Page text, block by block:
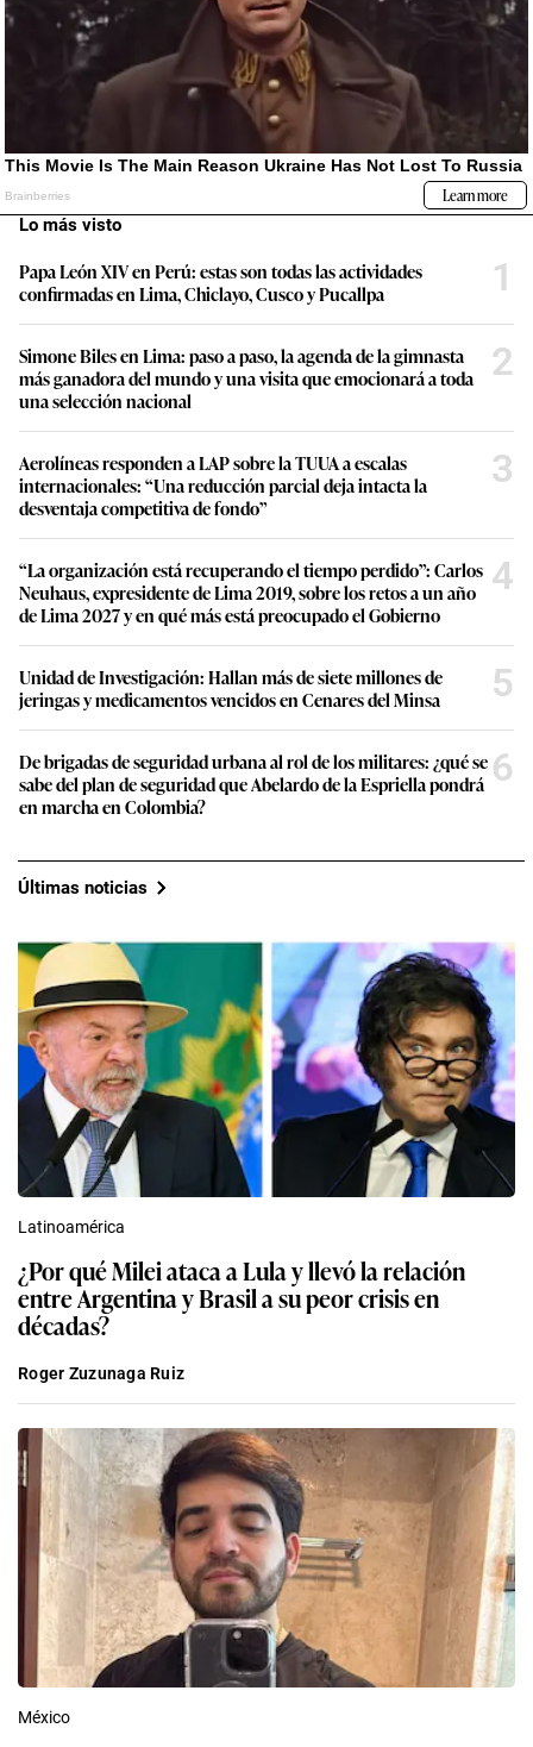
Lo más visto
Papa León XIV en Perú: estas son todas las actividades
confirmadas en Lima, Chiclayo, Cusco y Pucallpa
1
Simone Biles en Lima: paso a paso, la agenda de la gimnasta
más ganadora del mundo y una visita que emocionará a toda
una selección nacional
2
Aerolíneas responden a LAP sobre la TUUA a escalas
internacionales: “Una reducción parcial deja intacta la
desventaja competitiva de fondo”
3
“La organización está recuperando el tiempo perdido”: Carlos
Neuhaus, expresidente de Lima 2019, sobre los retos a un año
de Lima 2027 y en qué más está preocupado el Gobierno
4
Unidad de Investigación: Hallan más de siete millones de
jeringas y medicamentos vencidos en Cenares del Minsa
5
De brigadas de seguridad urbana al rol de los militares: ¿qué se
sabe del plan de seguridad que Abelardo de la Espriella pondrá
en marcha en Colombia?
6
Últimas noticias
Latinoamérica
¿Por qué Milei ataca a Lula y llevó la relación
entre Argentina y Brasil a su peor crisis en
décadas?
Roger Zuzunaga Ruiz
México